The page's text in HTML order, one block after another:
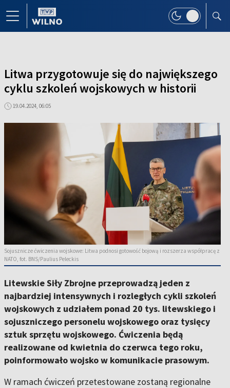
Litwa przygotowuje się do największego
cyklu szkoleń wojskowych w historii
19.04.2024, 06:05
Sojusznicze ćwiczenia wojskowe: Litwa podnosi gotowość bojową i rozszerza współpracę z
NATO, fot. BNS/Paulius Peleckis
Litewskie Siły Zbrojne przeprowadzą jeden z
najbardziej intensywnych i rozległych cykli szkoleń
wojskowych z udziałem ponad 20 tys. litewskiego i
sojuszniczego personelu wojskowego oraz tysięcy
sztuk sprzętu wojskowego. Ćwiczenia będą
realizowane od kwietnia do czerwca tego roku,
poinformowało wojsko w komunikacie prasowym.
W ramach ćwiczeń przetestowane zostaną regionalne